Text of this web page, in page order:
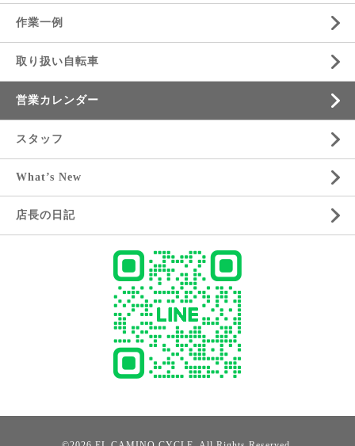
作業一例
取り扱い自転車
営業カレンダー
スタッフ
What’s New
店長の日記